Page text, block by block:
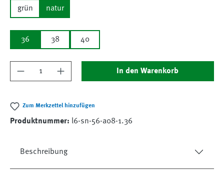
grün natur
36 38 40
Produkt Anzahl: Gib den gewünschten Wert
In den Warenkorb
Zum Merkzettel hinzufügen
Produktnummer: l6-sn-56-a08-1.36
Beschreibung